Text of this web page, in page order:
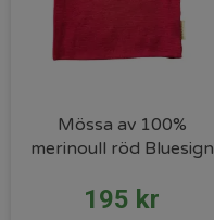
Mössa av 100%
merinoull röd Bluesign
195 kr